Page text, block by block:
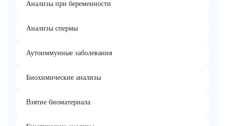
Анализы при беременности
Анализы спермы
Аутоиммунные заболевания
Биохимические анализы
Взятие биоматериала